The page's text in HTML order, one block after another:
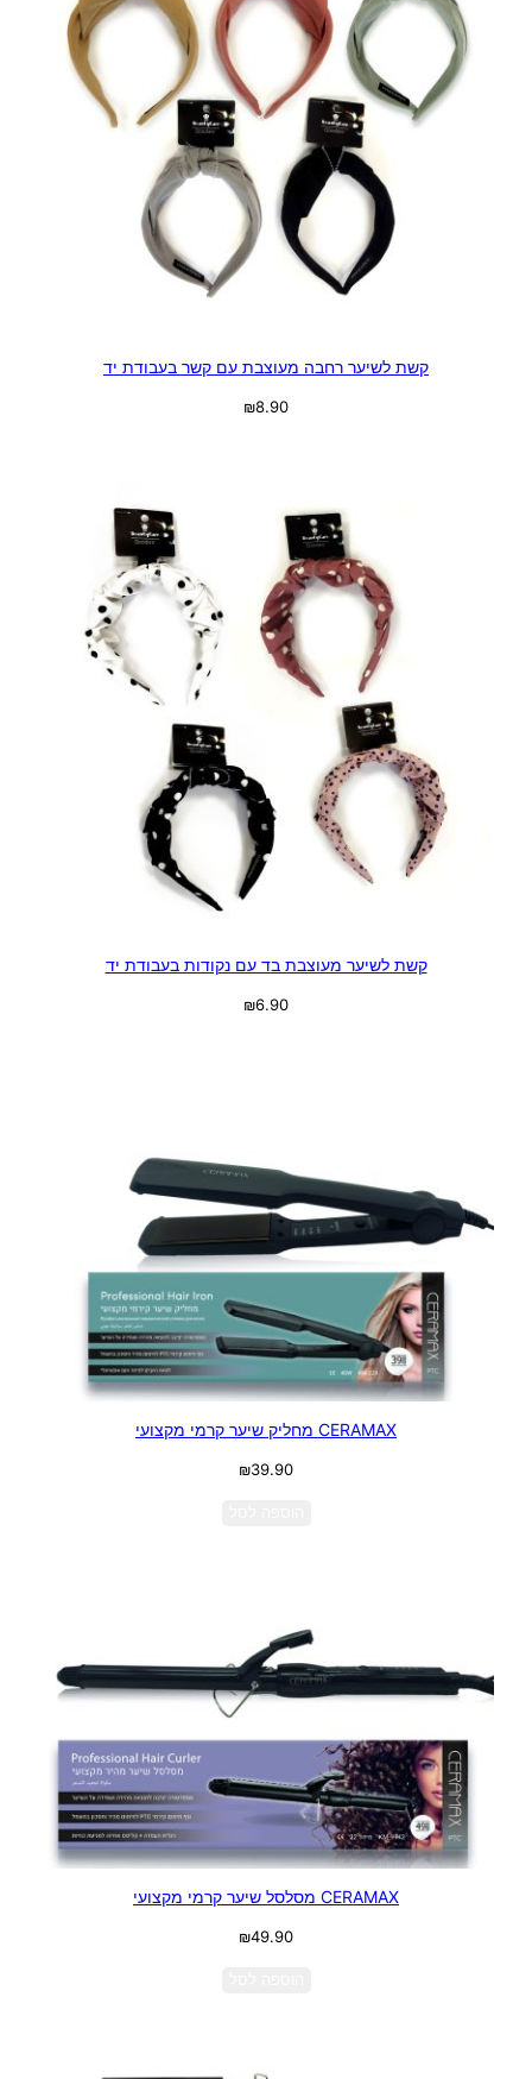
קשת לשיער רחבה מעוצבת עם קשר בעבודת יד
₪8.90
קשת לשיער מעוצבת בד עם נקודות בעבודת יד
₪6.90
CERAMAX מחליק שיער קרמי מקצועי
₪39.90
CERAMAX מסלסל שיער קרמי מקצועי
₪49.90